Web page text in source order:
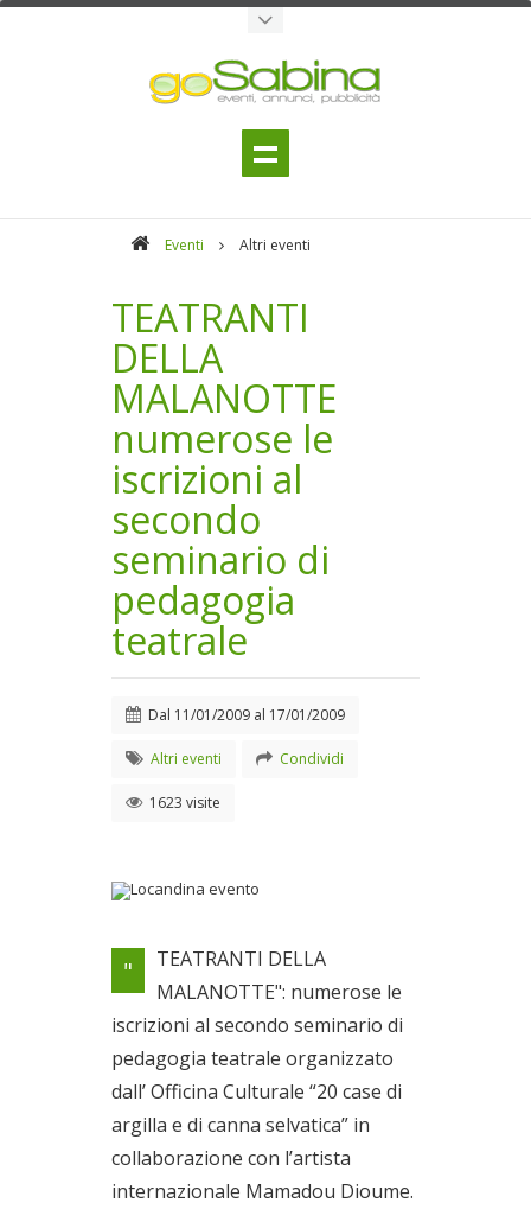
Eventi Altri eventi
TEATRANTI
DELLA
MALANOTTE
numerose le
iscrizioni al
secondo
seminario di
pedagogia
teatrale
Dal 11/01/2009 al 17/01/2009
Altri eventi Condividi
1623 visite
Locandina evento
Dal 11/01/2009 al
17/01/2009
"
TEATRANTI DELLA
MALANOTTE": numerose le
iscrizioni al secondo seminario di
pedagogia teatrale organizzato
dall’ Officina Culturale “20 case di
argilla e di canna selvatica” in
collaborazione con l’artista
internazionale Mamadou Dioume.